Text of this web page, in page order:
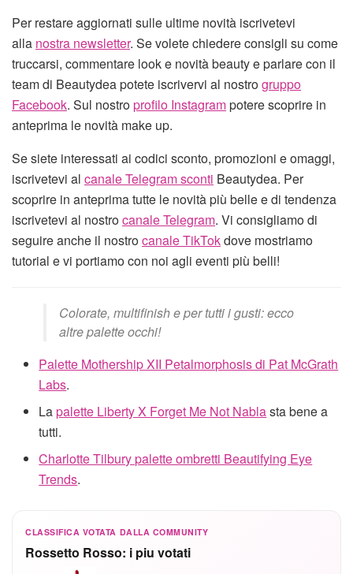
Per restare aggiornati sulle ultime novità iscrivetevi
alla nostra newsletter. Se volete chiedere consigli su come
truccarsi, commentare look e novità beauty e parlare con il
team di Beautydea potete iscrivervi al nostrogruppo
Facebook. Sul nostroprofilo Instagrampotere scoprire in
anteprima le novità make up.
Se siete interessati ai codici sconto, promozioni e omaggi,
iscrivetevi al canale Telegram sconti Beautydea. Per
scoprire in anteprima tutte le novità più belle e di tendenza
iscrivetevi al nostrocanale Telegram. Vi consigliamo di
seguire anche il nostrocanale TikTokdove mostriamo
tutorial e vi portiamo con noi agli eventi più belli!
Colorate, multifinish e per tutti i gusti: ecco
altre palette occhi!
Palette Mothership XII Petalmorphosis di Pat McGrath
Labs.
Lapalette Liberty X Forget Me Not Nablasta bene a
tutti.
Charlotte Tilbury palette ombretti Beautifying Eye
Trends.
CLASSIFICA VOTATA DALLA COMMUNITY
Rossetto Rosso: i piu votati